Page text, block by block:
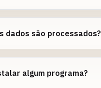
dados são processados?
algum programa?